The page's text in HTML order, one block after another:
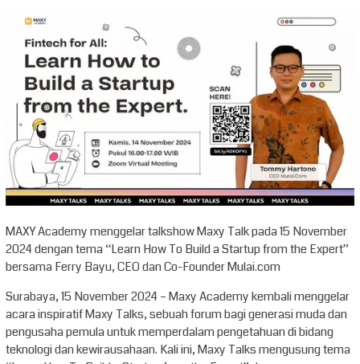
MAXY Academy menggelar talkshow Maxy Talk pada 15 November
2024 dengan tema “Learn How To Build a Startup from the Expert”
bersama Ferry Bayu, CEO dan Co-Founder Mulai.com
Surabaya, 15 November 2024 – Maxy Academy kembali menggelar
acara inspiratif Maxy Talks, sebuah forum bagi generasi muda dan
pengusaha pemula untuk memperdalam pengetahuan di bidang
teknologi dan kewirausahaan. Kali ini, Maxy Talks mengusung tema